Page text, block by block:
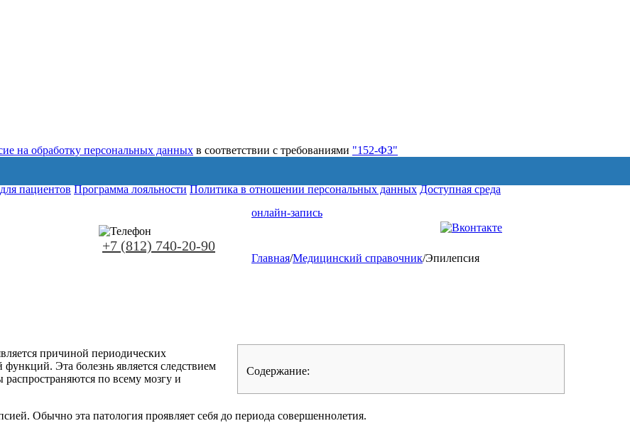
на обработку персональных данных в соответствии с требованиями "152-ФЗ"
пациентов Программа лояльности Политика в отношении персональных данных Доступная среда
+7 (812) 740-20-90
онлайн-запись
Главная/Медицинский справочник/Эпилепсия
Содержание:
причиной периодических
Эта болезнь является следствием
по всему мозгу и
Обычно эта патология проявляет себя до периода совершеннолетия.